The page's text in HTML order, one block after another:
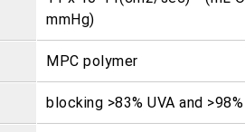
mmHg)
MPC polymer
blocking >83% UVA and